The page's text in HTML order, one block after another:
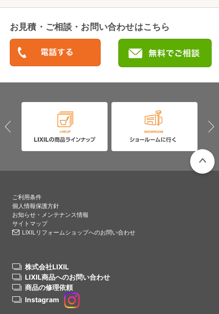
お見積・ご相談・お問い合わせはこちら
ご利用条件
個人情報保護方針
お知らせ・メンテナンス情報
サイトマップ
LIXILリフォームショップへのお問い合わせ
株式会社LIXIL
LIXIL商品へのお問い合わせ
商品の修理依頼
Instagram